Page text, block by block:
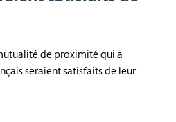
de proximité qui a
seraient satisfaits de leur